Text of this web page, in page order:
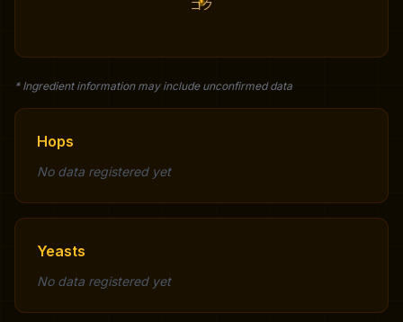
コク
* Ingredient information may include unconfirmed data
Hops
No data registered yet
Yeasts
No data registered yet